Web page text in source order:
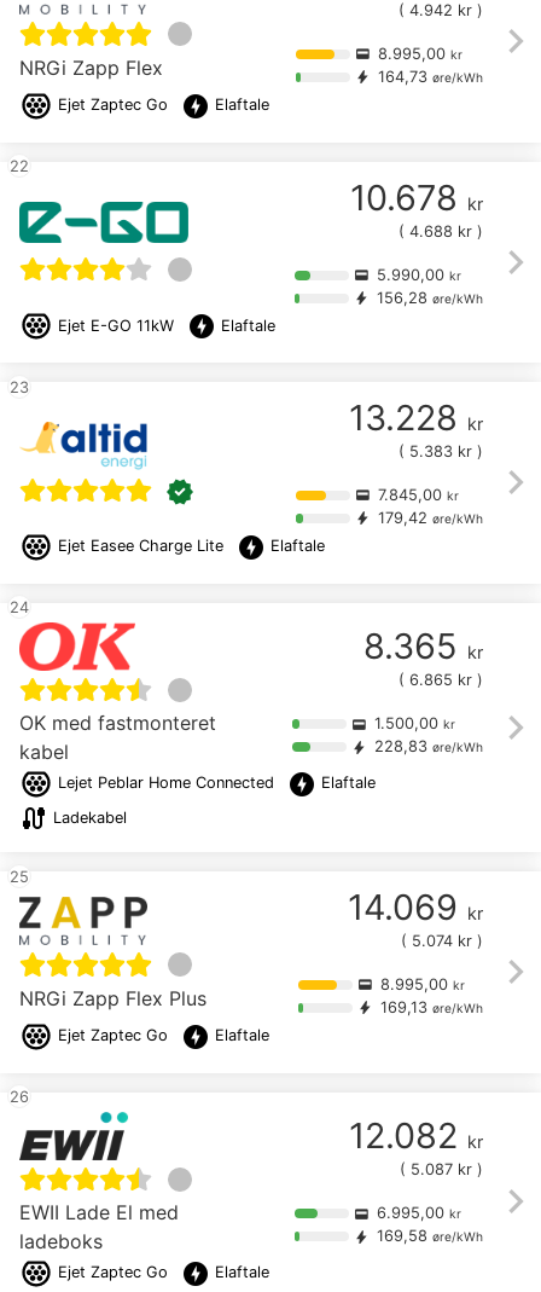
chevron_right
NRGi Zapp Flex
Ejet Zaptec Go offline_bolt Elaftale
( 4.942 kr )
credit_card 8.995,00 kr
bolt 164,73 øre/kWh
chevron_right
22
Ejet E-GO 11kW offline_bolt Elaftale
10.678 kr
( 4.688 kr )
credit_card 5.990,00 kr
bolt 156,28 øre/kWh
chevron_right
23
verified
Ejet Easee Charge Lite offline_bolt Elaftale
13.228 kr
( 5.383 kr )
credit_card 7.845,00 kr
bolt 179,42 øre/kWh
chevron_right
24
OK med fastmonteret
kabel
Lejet Peblar Home Connected offline_bolt Elaftale
cable Ladekabel
8.365 kr
( 6.865 kr )
credit_card 1.500,00 kr
bolt 228,83 øre/kWh
chevron_right
25
NRGi Zapp Flex Plus
Ejet Zaptec Go offline_bolt Elaftale
14.069 kr
( 5.074 kr )
credit_card 8.995,00 kr
bolt 169,13 øre/kWh
chevron_right
26
EWII Lade El med
ladeboks
Ejet Zaptec Go offline_bolt Elaftale
12.082 kr
( 5.087 kr )
credit_card 6.995,00 kr
bolt 169,58 øre/kWh